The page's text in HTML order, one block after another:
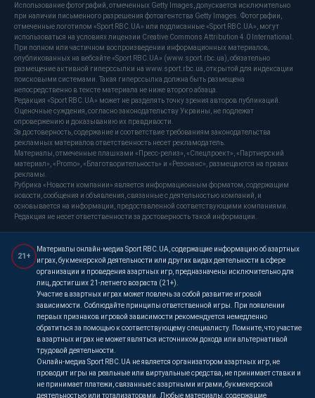
Использование фотографий, отмеченных Getty Images, допускается исключительно
при наличии письменного разрешения фотоагентства Getty Images. Фотографии,
отмеченные логотипом «Sport RBC.UA» или подписанные «Sport RBC.UA», могут
использоваться на условиях лицензии Creative Commons Attribution 4.0 International.
При полном или частичном воспроизведении информационных материалов,
опубликованных на вебсайте «Sport RBC.UA» (www.sport.rbc.ua), обязательно
размещение активной гиперссылки на www.sport.rbc.ua, открытой для индексации
поисковыми системами. Такая гиперссылка должна быть размещена
непосредственно в тексте материала не ниже второго абзаца.
Редакция «Sport RBC.UA» может не разделять точку зрения авторов публикаций.
Оценочные суждения, согласно законодательству Украины, не подлежат
опровержению и доказыванию их правдивости.
За достоверность, содержание и соответствие требованиям законодательства
рекламных материалов ответственность несет рекламодатель.
Материалы, отмеченные плашками «Пресс-релиз», «Спецпроект», «Партнерский
материал», «Promo», «Благотворительность» и «Резонанс», размещаются на правах
рекламы.
Рубрика «Новости компании» является информационным форматом, содержащим
новости, сообщения и объявления, связанные с деятельностью компаний, и
основывается на информации, предоставленной соответствующими компаниями.
Редакция не несет ответственности за достоверность такой информации.
21+
Материалы онлайн-медиа Sport RBC.UA, содержащие информацию об азартных
играх, букмекерской деятельности или других видах деятельности в сфере
организации и проведения азартных игр, предназначены исключительно для
лиц, достигших 21-летнего возраста (21+).
Участие в азартных играх может повлечь за собой развитие игровой
зависимости. Соблюдайте принципы ответственной игры. При появлении
первых признаков игровой зависимости рекомендуется немедленно
обратиться за помощью к соответствующему специалисту. Помните, что участие
в азартных играх не может являться источником дохода или альтернативой
трудовой деятельности.
Онлайн-медиа Sport RBC.UA не является организатором азартных игр, не
проводит игры на реальные или виртуальные средства, не принимает ставки и
не принимает платежи, связанные с азартными играми, букмекерской
деятельностью или тотализаторами. Любые материалы, содержащие